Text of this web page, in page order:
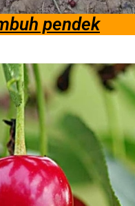
pendek